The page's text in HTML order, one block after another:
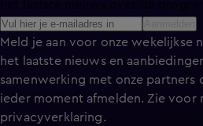
Meld je aan voor onze wekelijkse
het laatste nieuws en
samenwerking met onze partners
ieder moment afmelden. Zie voor
privacyverklaring.